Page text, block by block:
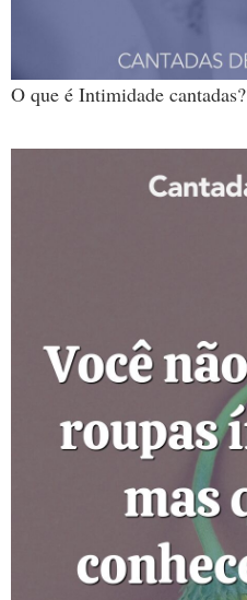
O que é Intimidade cantadas?